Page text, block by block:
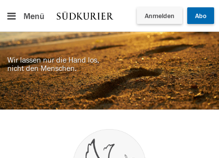
Menü Anmelden Abo
Wir lassen nur die Hand los,
nicht den Menschen.